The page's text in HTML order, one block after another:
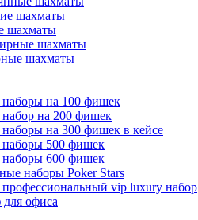
шахматы
шахматы
шахматы
шахматы
на 100 фишек
на 200 фишек
на 300 фишек в кейсе
500 фишек
600 фишек
наборы Poker Stars
vip luxury набор
офиса